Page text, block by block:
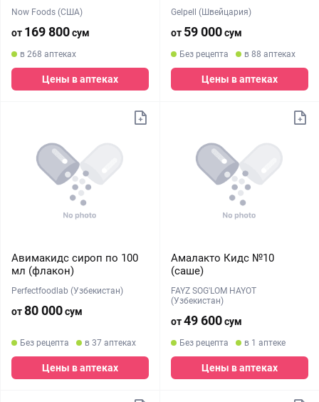
Now Foods (США)
от 169 800сум
в 268 аптеках
Цены в аптеках
Gelpell (Швейцария)
от 59 000сум
Без рецепта в 88 аптеках
Цены в аптеках
Авимакидс сироп по 100
мл (флакон)
Perfectfoodlab (Узбекистан)
от80 000сум
Без рецепта в 37 аптеках
Цены в аптеках
Амалакто Кидс №10
(саше)
FAYZ SOG'LOM HAYOT
(Узбекистан)
от49 600сум
Без рецепта в 1 аптеке
Цены в аптеках